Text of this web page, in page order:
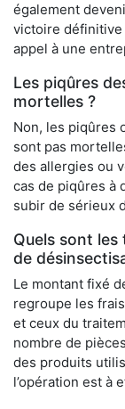
également
victoire
appel à une
Les piqûres
mortelles ?
Non, les piqûres
sont pas
des allergies ou
cas de piqûres à
subir de sérieux
Quels sont
de
Le montant fixé
regroupe les
et ceux du
nombre de
des produits
l’opération est à